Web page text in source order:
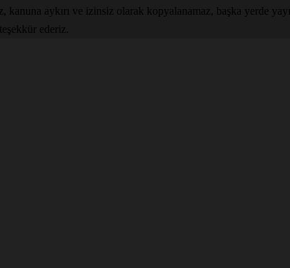
kanuna aykırı ve izinsiz olarak kopyalanamaz, başka yerde
ederiz.